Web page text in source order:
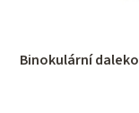
Binokulární